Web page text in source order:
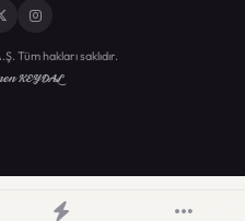
Tüm hakları saklıdır.
KEYDAL